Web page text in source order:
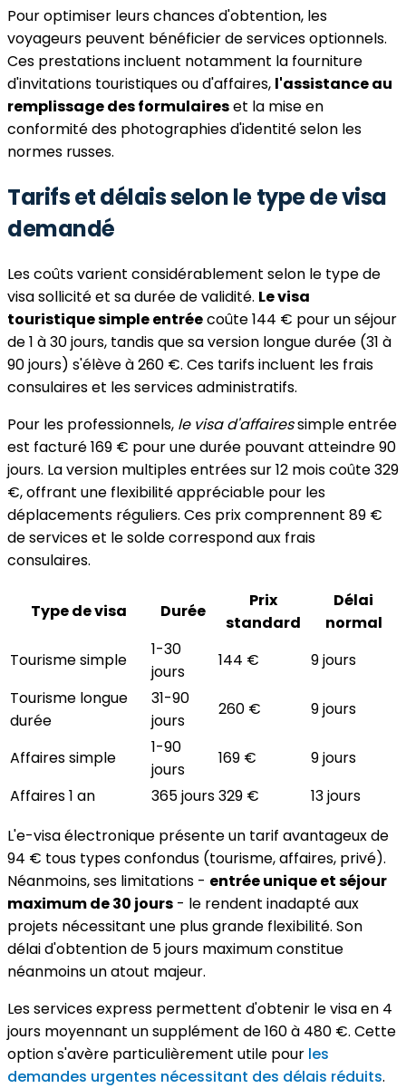
Pour optimiser leurs chances d'obtention, les
voyageurs peuvent bénéficier de services optionnels.
Ces prestations incluent notamment la fourniture
d'invitations touristiques ou d'affaires, l'assistance au
remplissage des formulaireset la mise en
conformité des photographies d'identité selon les
normes russes.
Tarifs et délais selon le type de visa
demandé
Les coûts varient considérablement selon le type de
visa sollicité et sa durée de validité. Le visa
touristique simple entréecoûte 144 € pour un séjour
de 1 à 30 jours, tandis que sa version longue durée (31 à
90 jours) s'élève à 260 €. Ces tarifs incluent les frais
consulaires et les services administratifs.
Pour les professionnels, le visa d'affairessimple entrée
est facturé 169 € pour une durée pouvant atteindre 90
jours. La version multiples entrées sur 12 mois coûte 329
€, offrant une flexibilité appréciable pour les
déplacements réguliers. Ces prix comprennent 89 €
de services et le solde correspond aux frais
consulaires.
Type de visa Durée
Prix
standard
Délai
normal
Tourisme simple
1-30
jours
144 €
9 jours
Tourisme longue
durée
31-90
jours
260 € 9 jours
Affaires simple
1-90
jours
169 €
9 jours
Affaires 1 an
365 jours329 €
13 jours
L'e-visa électronique présente un tarif avantageux de
94 € tous types confondus (tourisme, affaires, privé).
Néanmoins, ses limitations - entrée unique et séjour
maximum de 30 jours - le rendent inadapté aux
projets nécessitant une plus grande flexibilité. Son
délai d'obtention de 5 jours maximum constitue
néanmoins un atout majeur.
Les services express permettent d'obtenir le visa en 4
jours moyennant un supplément de 160 à 480 €. Cette
option s'avère particulièrement utile pour les
demandes urgentes nécessitant des délais réduits.